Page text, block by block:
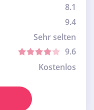
8.1
9.4
Sehr selten
9.6
Kostenlos